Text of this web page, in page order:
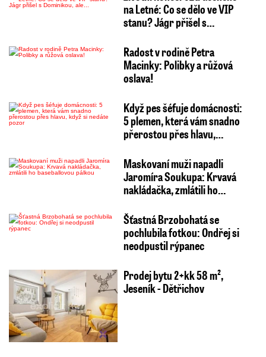
na Letné: Co se dělo ve VIP
stanu? Jágr přišel s…
Radost v rodině Petra
Macinky: Polibky a růžová
oslava!
Když pes šéfuje domácnosti:
5 plemen, která vám snadno
přerostou přes hlavu,…
Maskovaní muži napadli
Jaromíra Soukupa: Krvavá
nakládačka, zmlátili ho…
Šťastná Brzobohatá se
pochlubila fotkou: Ondřej si
neodpustil rýpanec
Prodej bytu 2+kk 58 m²,
Jeseník - Dětřichov